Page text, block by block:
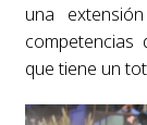
una
que tiene un